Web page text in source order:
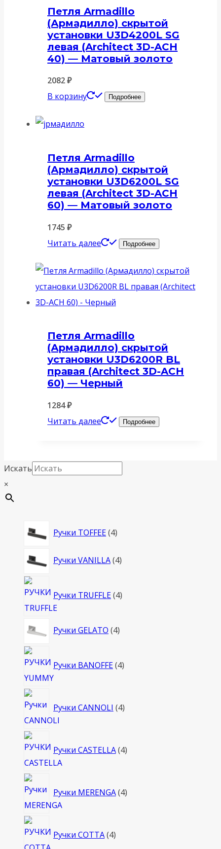
Петля Armadillo
(Армадилло) скрытой
установки U3D4200L SG
левая (Architect 3D-ACH
40) — Матовый золото
2082₽
В корзину
Подробнее
Петля Armadillo
(Армадилло) скрытой
установки U3D6200L SG
левая (Architect 3D-ACH
60) — Матовый золото
1745 ₽
Читать далее
Подробнее
Петля Armadillo
(Армадилло) скрытой
установки U3D6200R BL
правая (Architect 3D-ACH
60) — Черный
1284₽
Читать далее
Подробнее
Искать
×
Ручки TOFFEE 44
Ручки VANILLA 44
Ручки TRUFFLE 4товара
Ручки GELATO 44
Ручки BANOFFE 4товара
Ручки CANNOLI 4товара
Ручки CASTELLA 4товара
Ручки MERENGA 4товара
Ручки COTTA 4товара